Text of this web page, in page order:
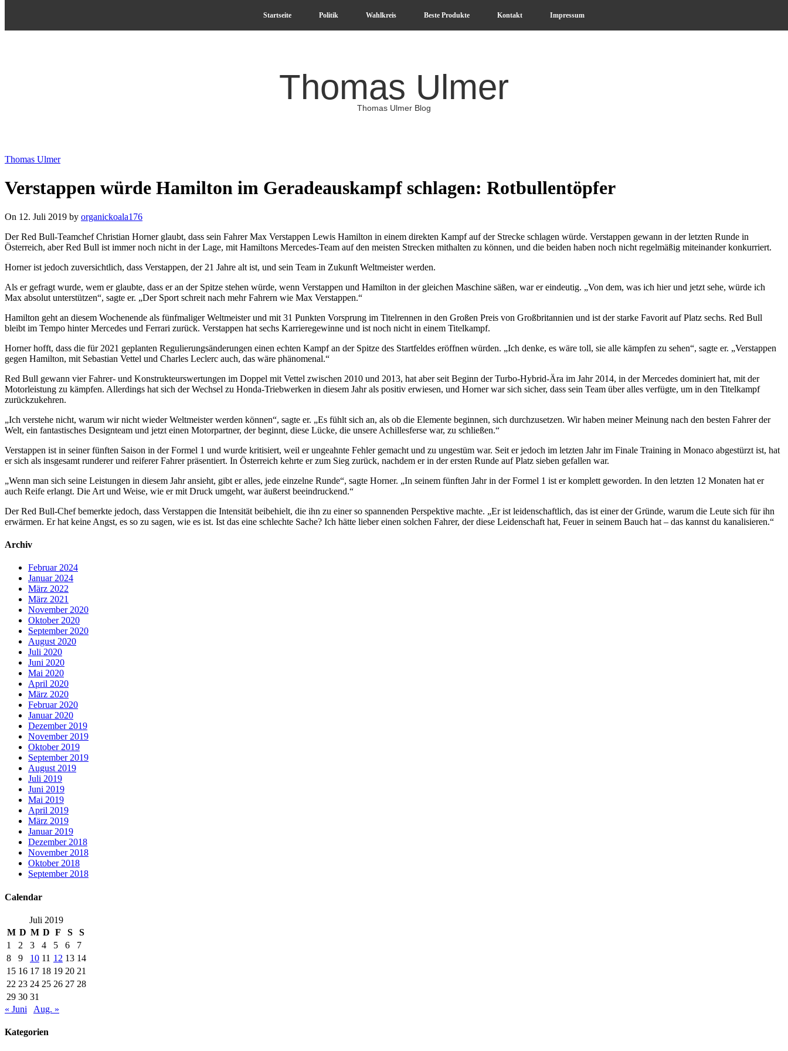
Startseite Politik Wahlkreis Beste Produkte Kontakt Impressum
Thomas Ulmer
Thomas Ulmer Blog
Thomas Ulmer
Verstappen würde Hamilton im Geradeauskampf schlagen: Rotbullentöpfer
On 12. Juli 2019 by organickoala176
Der Red Bull-Teamchef Christian Horner glaubt, dass sein Fahrer Max Verstappen Lewis Hamilton in einem direkten Kampf auf der Strecke schlagen würde. Verstappen gewann in der letzten Runde in
Österreich, aber Red Bull ist immer noch nicht in der Lage, mit Hamiltons Mercedes-Team auf den meisten Strecken mithalten zu können, und die beiden haben noch nicht regelmäßig miteinander konkurriert.
Horner ist jedoch zuversichtlich, dass Verstappen, der 21 Jahre alt ist, und sein Team in Zukunft Weltmeister werden.
Als er gefragt wurde, wem er glaubte, dass er an der Spitze stehen würde, wenn Verstappen und Hamilton in der gleichen Maschine säßen, war er eindeutig. „Von dem, was ich hier und jetzt sehe, würde ich
Max absolut unterstützen“, sagte er. „Der Sport schreit nach mehr Fahrern wie Max Verstappen.“
Hamilton geht an diesem Wochenende als fünfmaliger Weltmeister und mit 31 Punkten Vorsprung im Titelrennen in den Großen Preis von Großbritannien und ist der starke Favorit auf Platz sechs. Red Bull
bleibt im Tempo hinter Mercedes und Ferrari zurück. Verstappen hat sechs Karrieregewinne und ist noch nicht in einem Titelkampf.
Horner hofft, dass die für 2021 geplanten Regulierungsänderungen einen echten Kampf an der Spitze des Startfeldes eröffnen würden. „Ich denke, es wäre toll, sie alle kämpfen zu sehen“, sagte er. „Verstappen
gegen Hamilton, mit Sebastian Vettel und Charles Leclerc auch, das wäre phänomenal.“
Red Bull gewann vier Fahrer- und Konstrukteurswertungen im Doppel mit Vettel zwischen 2010 und 2013, hat aber seit Beginn der Turbo-Hybrid-Ära im Jahr 2014, in der Mercedes dominiert hat, mit der
Motorleistung zu kämpfen. Allerdings hat sich der Wechsel zu Honda-Triebwerken in diesem Jahr als positiv erwiesen, und Horner war sich sicher, dass sein Team über alles verfügte, um in den Titelkampf
zurückzukehren.
„Ich verstehe nicht, warum wir nicht wieder Weltmeister werden können“, sagte er. „Es fühlt sich an, als ob die Elemente beginnen, sich durchzusetzen. Wir haben meiner Meinung nach den besten Fahrer der
Welt, ein fantastisches Designteam und jetzt einen Motorpartner, der beginnt, diese Lücke, die unsere Achillesferse war, zu schließen.“
Verstappen ist in seiner fünften Saison in der Formel 1 und wurde kritisiert, weil er ungeahnte Fehler gemacht und zu ungestüm war. Seit er jedoch im letzten Jahr im Finale Training in Monaco abgestürzt ist, hat
er sich als insgesamt runderer und reiferer Fahrer präsentiert. In Österreich kehrte er zum Sieg zurück, nachdem er in der ersten Runde auf Platz sieben gefallen war.
„Wenn man sich seine Leistungen in diesem Jahr ansieht, gibt er alles, jede einzelne Runde“, sagte Horner. „In seinem fünften Jahr in der Formel 1 ist er komplett geworden. In den letzten 12 Monaten hat er
auch Reife erlangt. Die Art und Weise, wie er mit Druck umgeht, war äußerst beeindruckend.“
Der Red Bull-Chef bemerkte jedoch, dass Verstappen die Intensität beibehielt, die ihn zu einer so spannenden Perspektive machte. „Er ist leidenschaftlich, das ist einer der Gründe, warum die Leute sich für ihn
erwärmen. Er hat keine Angst, es so zu sagen, wie es ist. Ist das eine schlechte Sache? Ich hätte lieber einen solchen Fahrer, der diese Leidenschaft hat, Feuer in seinem Bauch hat – das kannst du kanalisieren.“
Archiv
Februar 2024
Januar 2024
März 2022
März 2021
November 2020
Oktober 2020
September 2020
August 2020
Juli 2020
Juni 2020
Mai 2020
April 2020
März 2020
Februar 2020
Januar 2020
Dezember 2019
November 2019
Oktober 2019
September 2019
August 2019
Juli 2019
Juni 2019
Mai 2019
April 2019
März 2019
Januar 2019
Dezember 2018
November 2018
Oktober 2018
September 2018
Calendar
Juli 2019
M D M D F S
S
1
2 3 4 5 6
7
8
9 10 11 12 13 14
15 16 17 18 19 20 21
22 23 24 25 26 27 28
29 30 31
« Juni
Aug. »
Kategorien